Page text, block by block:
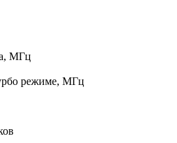
МГц
режиме, МГц